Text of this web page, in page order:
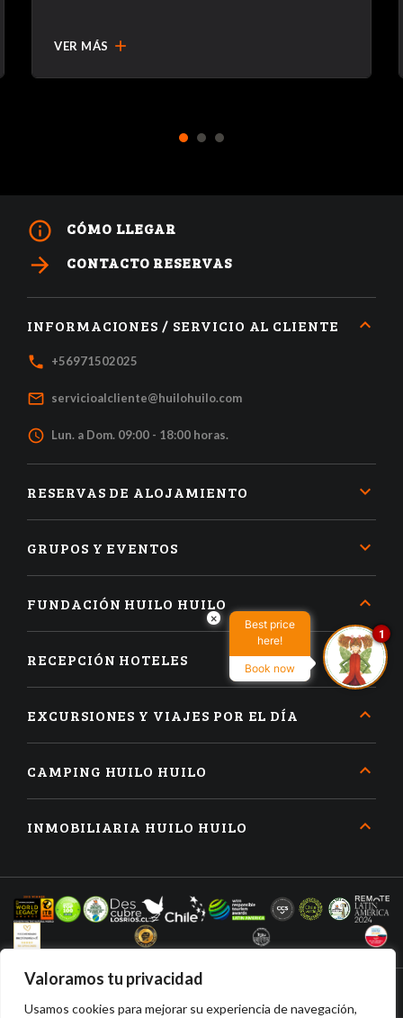
Valoramos tu privacidad
Usamos cookies para mejorar su experiencia de navegación,
VER MÁS add
1 2 3
info_outline CÓMO LLEGAR
arrow_forward CONTACTO RESERVAS
INFORMACIONES / SERVICIO AL CLIENTE
local_phone +56971502025
mail_outline servicioalcliente@huilohuilo.com
access_time Lun. a Dom. 09:00 - 18:00 horas.
RESERVAS DE ALOJAMIENTO
GRUPOS Y EVENTOS
FUNDACIÓN HUILO HUILO
RECEPCIÓN HOTELES
EXCURSIONES Y VIAJES POR EL DÍA
CAMPING HUILO HUILO
INMOBILIARIA HUILO HUILO
×
Best price
here!
Book now
1